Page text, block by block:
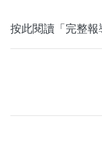
按此閱讀「完整報